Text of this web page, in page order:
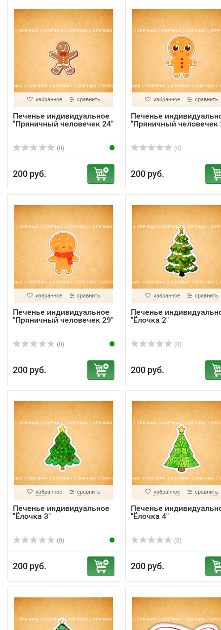
избранное сравнить
Печенье индивидуальное
"Пряничный человечек 24"
(0)
200 руб.
избранное сравнить
Печенье
"Пряничный человечек
(0)
200 руб.
избранное сравнить
Печенье индивидуальное
"Пряничный человечек 29"
(0)
200 руб.
избранное сравнить
Печенье
"Ёлочка 2"
(0)
200 руб.
избранное сравнить
Печенье индивидуальное
"Ёлочка 3"
(0)
200 руб.
избранное сравнить
Печенье
"Ёлочка 4"
(0)
200 руб.